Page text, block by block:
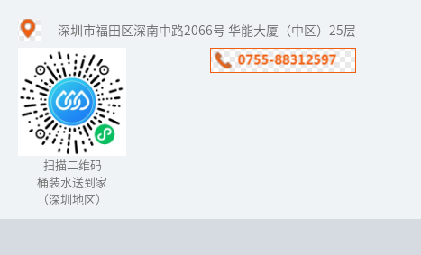
面对严峻的水环境状况，
经历了数次城市自来水污
染事件,于是有部分人用上
了桶装水，但是桶装水就
真的干净吗？中国人在食
品危机尚...
深圳市福田区深南中路2066号 华能大厦（中区）25层
扫描二维码
桶装水送到家
（深圳地区）